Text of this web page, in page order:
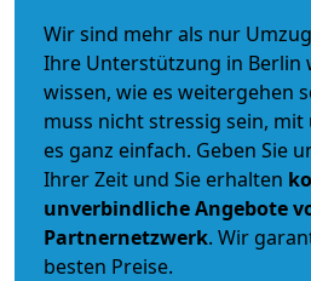
Wir sind mehr als nur
Ihre Unterstützung in Berlin
wissen, wie es weitergehen
muss nicht stressig sein,
es ganz einfach. Geben Sie
Ihrer Zeit und Sie erhalten
unverbindlicheAngebote
Partnernetzwerk. Wir
besten Preise.